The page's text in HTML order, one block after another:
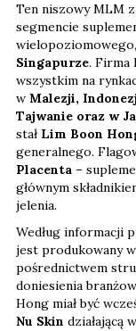
Ten niszowy MLM
segmencie
Singapurze. Firma
wszystkim na
w Malezji,
Tajwanie oraz w
stał Lim Boon
generalnego.
Placenta –
głównym
jelenia.
Według informacji
jest produkowany
pośrednictwem
doniesienia
Hong miał być
Nu Skin działającą